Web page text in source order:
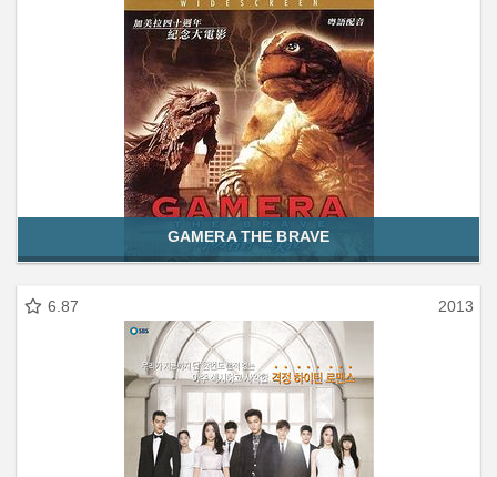
GAMERA THE BRAVE
6.87 2013